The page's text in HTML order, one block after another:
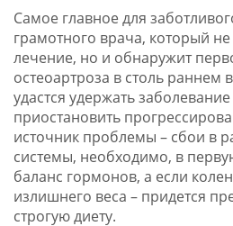
Самое главное для
грамотного врача, который
лечение, но и обнаружит
остеоартроза в столь раннем
удастся удержать
приостановить
источник проблемы – сбои в
системы, необходимо, в
баланс гормонов, а если
излишнего веса – придется
строгую диету.